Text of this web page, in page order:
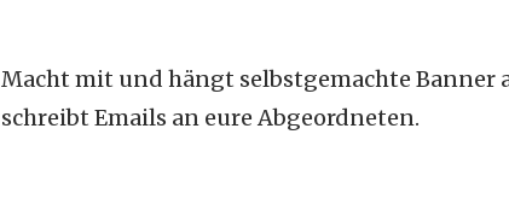
Macht mit und hängt selbstgemachte Banner
schreibt Emails an eure Abgeordneten.